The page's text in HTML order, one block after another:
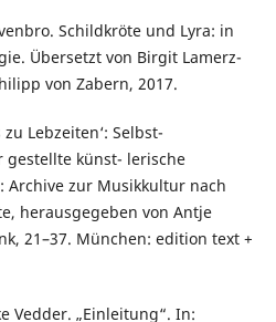
Schildkröte und Lyra: in
Übersetzt von Birgit Lamerz-
von Zabern, 2017.
Lebzeiten‘: Selbst-
gestellte künst- lerische
Archive zur Musikkultur nach
herausgegeben von Antje
21–37. München: edition text +
Vedder. „Einleitung“. In: